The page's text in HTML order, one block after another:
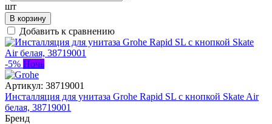
шт
В корзину
Добавить к сравнению
-5% Ночь
Артикул: 38719001
Инсталляция для унитаза Grohe Rapid SL c кнопкой Skate Air
белая, 38719001
Бренд